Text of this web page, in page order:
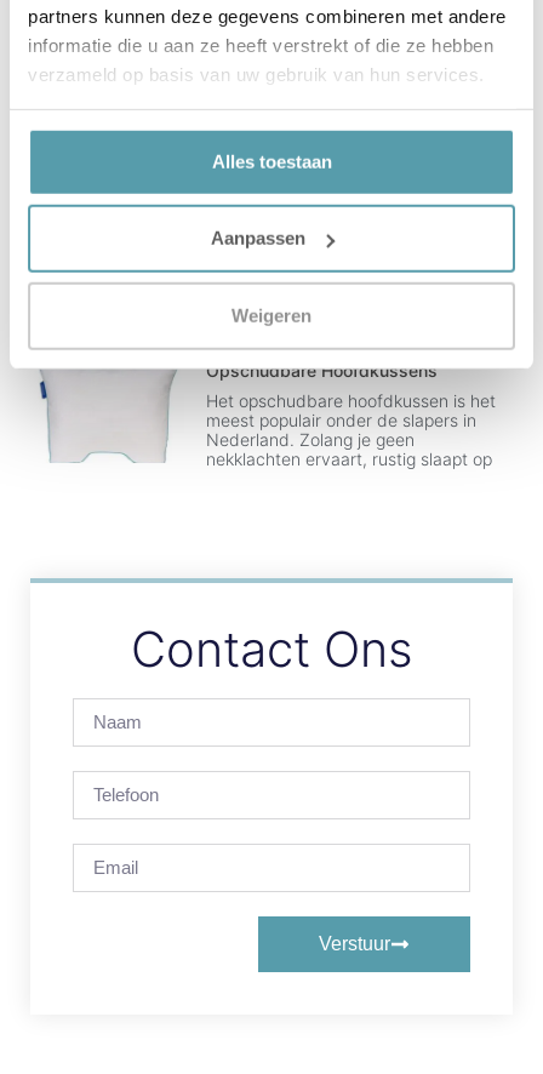
partners kunnen deze gegevens combineren met andere
informatie die u aan ze heeft verstrekt of die ze hebben
verzameld op basis van uw gebruik van hun services.
Alles toestaan
Aanpassen
Weigeren
Alles Over: Silvana Support
Hoofdkussens
Silvana Support: Ondersteuning van
de nekwervels is cruciaal: Woelen,
talloze Nederlanders slapen slecht
door klachten
Orthopedische Hoofdkussens
Speciale hoofdkussens die volledig
die de gezondheid / het lichaam stelt
Opschudbare Hoofdkussens
Het opschudbare hoofdkussen is het
meest populair onder de slapers in
Nederland. Zolang je geen
nekklachten ervaart, rustig slaapt op
Contact Ons
Verstuur